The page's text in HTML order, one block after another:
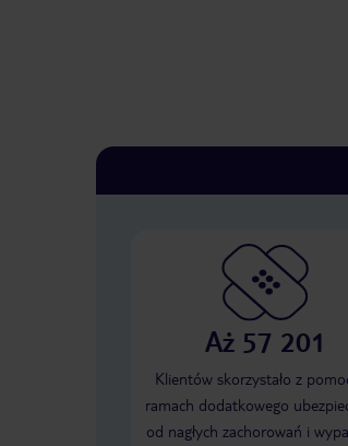
Aż 57 201
Klientów skorzystało z
ramach dodatkowego
od nagłych zachorowań i